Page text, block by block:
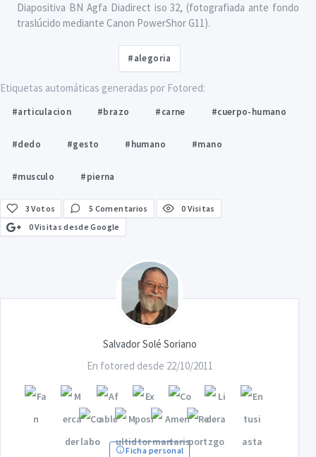
Diapositiva BN Agfa Diadirect iso 32, (fotografiada ante fondo
traslúcido mediante Canon PowerShor G11).
#alegoria
Etiquetas automáticas generadas por Fotored:
#articulacion #brazo #carne #cuerpo-humano
#dedo #gesto #humano #mano
#musculo #pierna
3 Votos 5 Comentarios
0 Visitas
0 Visitas desde Google
Salvador Solé Soriano
En fotored desde 22/10/2011
Ficha personal